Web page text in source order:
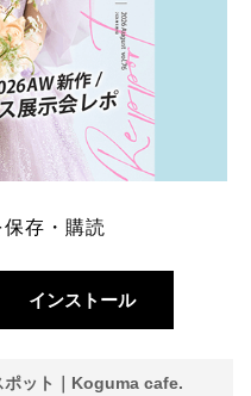
存・購読
インストール
ポット｜Koguma cafe.